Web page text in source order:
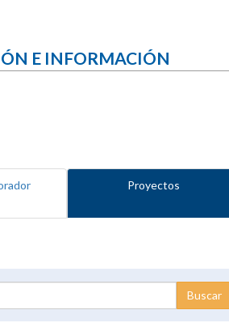
E INFORMACIÓN
Proyectos